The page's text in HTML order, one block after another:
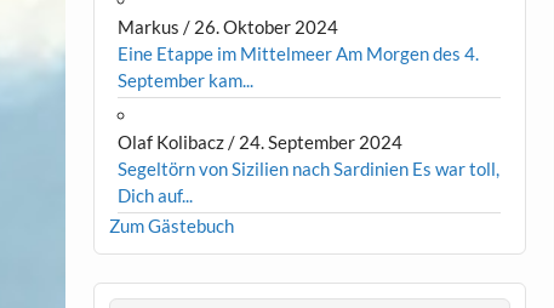
Markus / 26. Oktober 2024
Eine Etappe im Mittelmeer Am Morgen des 4.
September kam...
Olaf Kolibacz/ 24. September 2024
Segeltörn von Sizilien nach Sardinien Es war toll,
Dich auf...
Zum Gästebuch